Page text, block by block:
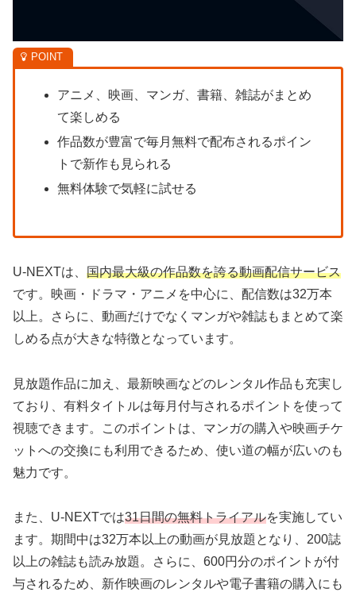
アニメ、映画、マンガ、書籍、雑誌がまとめ
て楽しめる
作品数が豊富で毎月無料で配布されるポイン
トで新作も見られる
無料体験で気軽に試せる
U-NEXTは、 国内最大級の作品数を誇る動画配信サービス
です。映画・ドラマ・アニメを中心に、配信数は32万本
以上。さらに、動画だけでなくマンガや雑誌もまとめて楽
しめる点が大きな特徴となっています。
見放題作品に加え、最新映画などのレンタル作品も充実し
ており、有料タイトルは毎月付与されるポイントを使って
視聴できます。このポイントは、マンガの購入や映画チケ
ットへの交換にも利用できるため、使い道の幅が広いのも
魅力です。
また、U-NEXTでは31日間の無料トライアルを実施してい
ます。期間中は32万本以上の動画が見放題となり、200誌
以上の雑誌も読み放題。さらに、600円分のポイントが付
与されるため、新作映画のレンタルや電子書籍の購入にも